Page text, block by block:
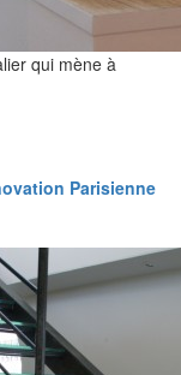
qui mène à
Parisienne